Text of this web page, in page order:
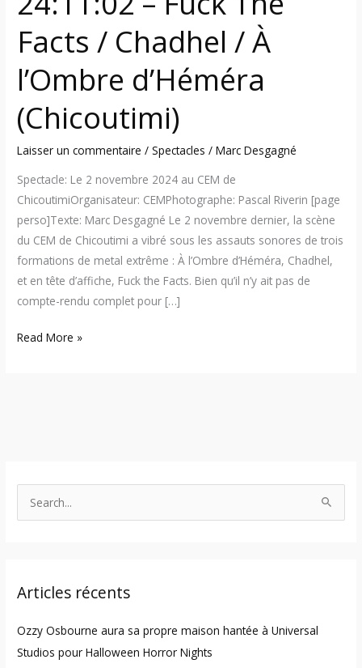
Facts / Chadhel / À
l’Ombre d’Héméra
(Chicoutimi)
Laisser un commentaire /Spectacles /Marc Desgagné
Spectacle: Le 2 novembre 2024 au CEM de
ChicoutimiOrganisateur: CEMPhotographe: Pascal Riverin [page
perso]Texte: Marc Desgagné Le 2 novembre dernier, la scène
du CEM de Chicoutimi a vibré sous les assauts sonores de trois
formations de metal extrême : À l’Ombre d’Héméra, Chadhel,
et en tête d’affiche, Fuck the Facts. Bien qu’il n’y ait pas de
compte-rendu complet pour […]
Read More »
c
f
o
Articles récents
Ozzy Osbourne aura sa propre maison hantée à Universal
Studios pour Halloween Horror Nights